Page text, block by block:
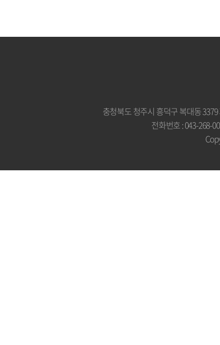
충청북도 청주시 흥덕구 복대동
전화번호 : 043-268-